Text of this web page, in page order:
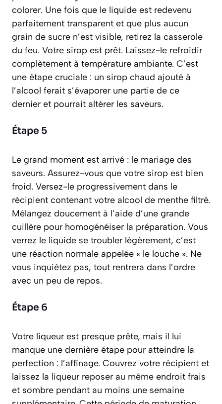
colorer. Une fois que le liquide est redevenu
parfaitement transparent et que plus aucun
grain de sucre n’est visible, retirez la casserole
du feu. Votre sirop est prêt. Laissez-le refroidir
complètement à température ambiante. C’est
une étape cruciale : un sirop chaud ajouté à
l’alcool ferait s’évaporer une partie de ce
dernier et pourrait altérer les saveurs.
Étape 5
Le grand moment est arrivé : le mariage des
saveurs. Assurez-vous que votre sirop est bien
froid. Versez-le progressivement dans le
récipient contenant votre alcool de menthe filtré.
Mélangez doucement à l’aide d’une grande
cuillère pour homogénéiser la préparation. Vous
verrez le liquide se troubler légèrement, c’est
une réaction normale appelée « le louche ». Ne
vous inquiétez pas, tout rentrera dans l’ordre
avec un peu de repos.
Étape 6
Votre liqueur est presque prête, mais il lui
manque une dernière étape pour atteindre la
perfection : l’affinage. Couvrez votre récipient et
laissez la liqueur reposer au même endroit frais
et sombre pendant au moins une semaine